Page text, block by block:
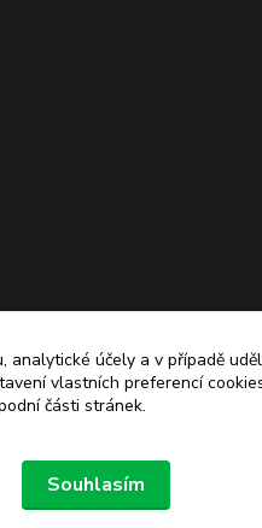
analytické účely a v případě
vlastních preferencí
části stránek.
Souhlasím